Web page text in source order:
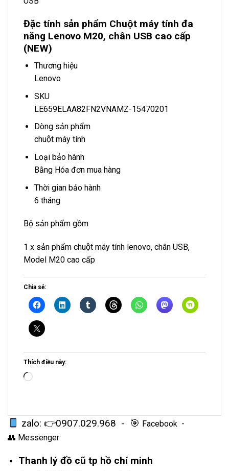
Đặc tính sản phẩm Chuột máy tính đa
năng Lenovo M20, chân USB cao cấp
(NEW)
Thương hiệu
Lenovo
SKU
LE659ELAA82FN2VNAMZ-15470201
Dòng sản phẩm
chuột máy tính
Loại bảo hành
Bằng Hóa đơn mua hàng
Thời gian bảo hành
6 tháng
Bộ sản phẩm gồm
1 x sản phẩm chuột máy tính lenovo, chân USB,
Model M20 cao cấp
Chia sẻ:
Thích điều này:
Loading…
zalo: 👉0907.029.968 - 🎯 Facebook -
👥 Messenger
Thanh lý đồ cũ tp hồ chí minh